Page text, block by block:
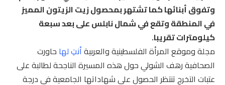
وتفوق أبنائها كما تشتهر بمحصول زيت الزيتون المميز
في المنطقة وتقع في شمال نابلس على بعد سبعة
كيلومترات تقريبا.
مجلة وموقع المرأة الفلسطينية والعربيةأنتِ لها حاورت
الصحافية رهف الشولي حول هذه المسيرة الناجحة لطالبة على
عتبات التخرج تنتظر الحصول على شهاداتها الجامعية في درجة